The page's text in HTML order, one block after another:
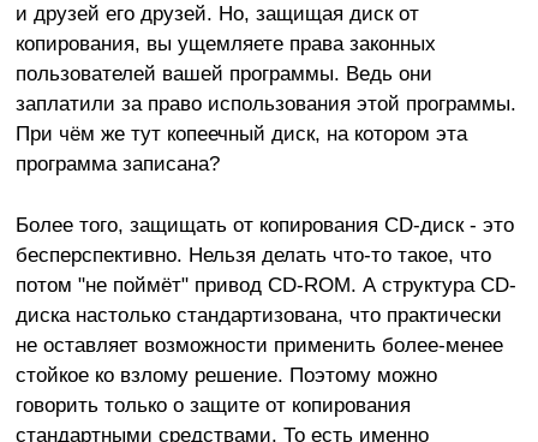
и друзей его друзей. Но, защищая диск от
копирования, вы ущемляете права законных
пользователей вашей программы. Ведь они
заплатили за право использования этой программы.
При чём же тут копеечный диск, на котором эта
программа записана?
Более того, защищать от копирования CD-диск - это
бесперспективно. Нельзя делать что-то такое, что
потом "не поймёт" привод CD-ROM. А структура CD-
диска настолько стандартизована, что практически
не оставляет возможности применить более-менее
стойкое ко взлому решение. Поэтому можно
говорить только о защите от копирования
стандартными средствами. То есть именно